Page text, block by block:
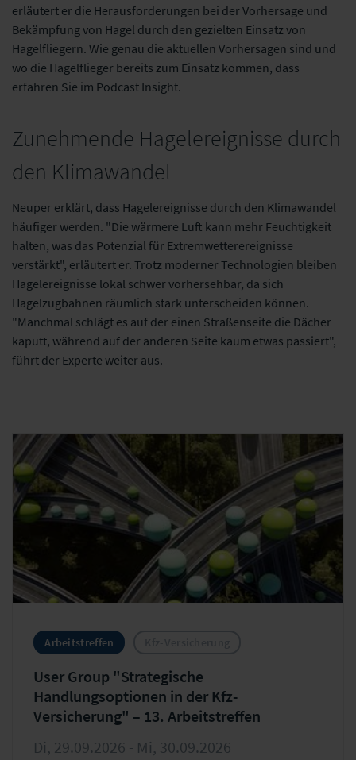
erläutert er die Herausforderungen bei der Vorhersage und
Bekämpfung von Hagel durch den gezielten Einsatz von
Hagelfliegern. Wie genau die aktuellen Vorhersagen sind und
wo die Hagelflieger bereits zum Einsatz kommen, dass
erfahren Sie im Podcast Insight.
Zunehmende Hagelereignisse durch
den Klimawandel
Neuper erklärt, dass Hagelereignisse durch den Klimawandel
häufiger werden. "Die wärmere Luft kann mehr Feuchtigkeit
halten, was das Potenzial für Extremwetterereignisse
verstärkt", erläutert er. Trotz moderner Technologien bleiben
Hagelereignisse lokal schwer vorhersehbar, da sich
Hagelzugbahnen räumlich stark unterscheiden können.
"Manchmal schlägt es auf der einen Straßenseite die Dächer
kaputt, während auf der anderen Seite kaum etwas passiert",
führt der Experte weiter aus.
Arbeitstreffen
User Group "Strategische
Handlungsoptionen in der Kfz-
Versicherung" – 13. Arbeitstreffen
Di, 29.09.2026 - Mi, 30.09.2026